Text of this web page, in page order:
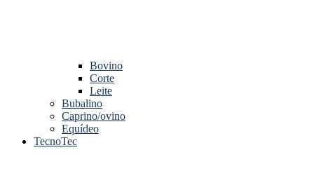
Bovino
Corte
Leite
Bubalino
Caprino/ovino
Equídeo
TecnoTec